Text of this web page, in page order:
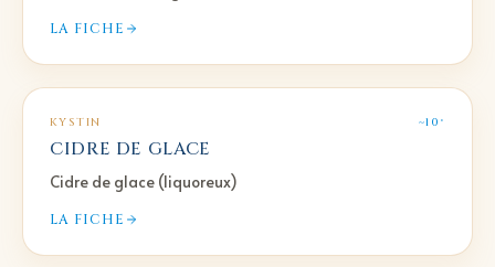
LA FICHE
KYSTIN ~10°
CIDRE DE GLACE
Cidre de glace (liquoreux)
LA FICHE